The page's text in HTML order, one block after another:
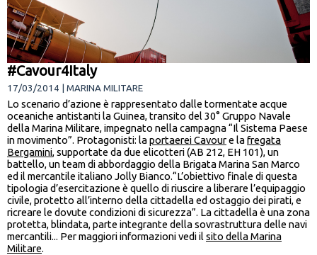
#Cavour4Italy
17/03/2014 | MARINA MILITARE
Lo scenario d’azione è rappresentato dalle tormentate acque
oceaniche antistanti la Guinea, transito del 30° Gruppo Navale
della Marina Militare, impegnato nella campagna “Il Sistema Paese
in movimento”. Protagonisti: laportaerei Cavoure lafregata
Bergamini, supportate da due elicotteri (AB 212, EH 101), un
battello, un team di abbordaggio della Brigata Marina San Marco
ed il mercantile italiano Jolly Bianco.“L’obiettivo finale di questa
tipologia d’esercitazione è quello di riuscire a liberare l’equipaggio
civile, protetto all’interno della cittadella ed ostaggio dei pirati, e
ricreare le dovute condizioni di sicurezza”. La cittadella è una zona
protetta, blindata, parte integrante della sovrastruttura delle navi
mercantili... Per maggiori informazioni vedi il sito della Marina
Militare.